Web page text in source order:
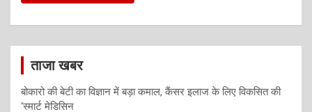
ताजा खबर
बोकारो की बेटी का विज्ञान में बड़ा कमाल, कैंसर इलाज के लिए विकसित की
‘स्मार्ट मेडिसिन